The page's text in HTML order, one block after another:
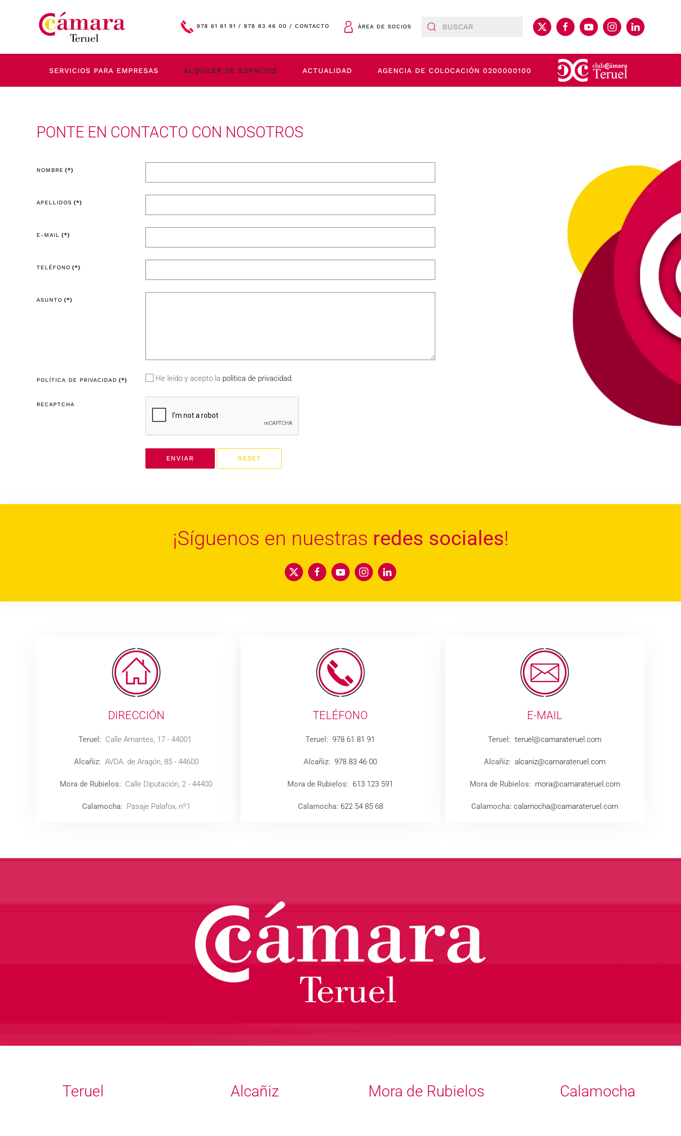
Skip to main content 978 61 81 91 / 978 83 46 00 / CONTACTO ÁREA DE SOCIOS
SERVICIOS PARA EMPRESAS ALQUILER DE ESPACIOS ACTUALIDAD AGENCIA DE COLOCACIÓN 0200000100
PONTE EN CONTACTO CON NOSOTROS
NOMBRE (*)
APELLIDOS (*)
E-MAIL (*)
TELÉFONO (*)
ASUNTO (*)
POLÍTICA DE PRIVACIDAD (*) He leído y acepto la política de privacidad.
RECAPTCHA
ENVIAR RESET
¡Síguenos en nuestras redes sociales!
DIRECCIÓN
Teruel: Calle Amantes, 17 - 44001
Alcañiz: AVDA. de Aragón, 85 - 44600
Mora de Rubielos: Calle Diputación, 2 - 44400
Calamocha: Pasaje Palafox, nº1
TELÉFONO
Teruel: 978 61 81 91
Alcañiz: 978 83 46 00
Mora de Rubielos: 613 123 591
Calamocha: 622 54 85 68
E-MAIL
Teruel: teruel@camarateruel.com
Alcañiz: alcaniz@camarateruel.com
Mora de Rubielos: mora@camarateruel.com
Calamocha: calamocha@camarateruel.com
Teruel Alcañiz Mora de Rubielos Calamocha